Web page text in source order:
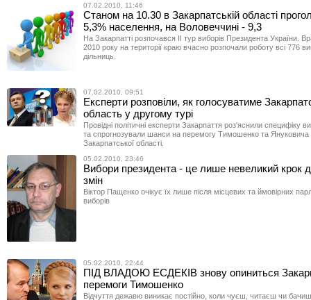
07.02.2010, 11:46
Станом на 10.30 в Закарпатській області
5,3% населення, на Воловеччині - 9,3
На Закарпатті розпочався ІІ тур виборів Президента України.
2010 року на території краю вчасно розпочали роботу всі 776
дільниць.
07.02.2010, 09:51
Експерти розповіли, як голосуватиме
область у другому турі
Провідні політичні експерти Закарпаття роз'яснили специфіку
та спрогнозували шанси на перемогу Тимошенко та
Закарпатської області.
05.02.2010, 23:46
Вибори президента - це лише невеликий крок
змін
Віктор Пащенко очікує їх лише після місцевих та ймовірних
виборів
05.02.2010, 22:44
ПІД ВЛАДОЮ ЕСДЕКІВ знову опиниться
перемоги Тимошенко
Відчуття дежавю виникає постійно, коли чуєш, читаєш чи